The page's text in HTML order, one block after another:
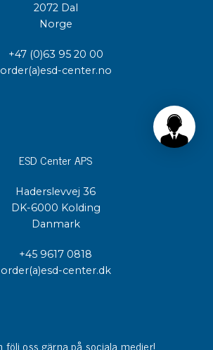
2072 Dal
Norge
+47 (0)63 95 20 00
order(a)esd-center.no
ESD Center APS
Haderslevvej 36
DK-6000 Kolding
Danmark
+45 9617 0818
order(a)esd-center.dk
följ oss gärna på sociala medier!